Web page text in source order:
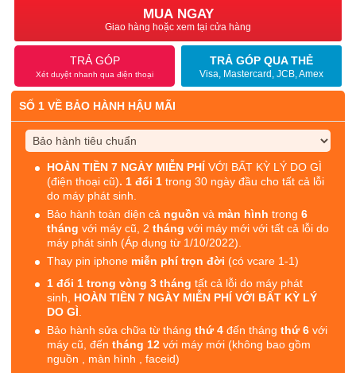
MUA NGAY
Giao hàng hoặc xem tại cửa hàng
TRẢ GÓP
Xét duyệt nhanh qua điện thoại
TRẢ GÓP QUA THẺ
Visa, Mastercard, JCB, Amex
SỐ 1 VỀ BẢO HÀNH HẬU MÃI
HOÀN TIỀN 7 NGÀY MIỄN PHÍ VỚI BẤT KỲ LÝ DO GÌ
(điện thoại cũ). 1 đổi 1 trong 30 ngày đầu cho tất cả lỗi
do máy phát sinh.
Bảo hành toàn diện cả nguồn và màn hình trong6
tháng với máy cũ, 2 tháng với máy mới với tất cả lỗi do
máy phát sinh (Áp dụng từ 1/10/2022).
Thay pin iphone miễn phí trọn đời (có vcare 1-1)
1 đổi 1 trong vòng 3 thángtất cả lỗi do máy phát
sinh, HOÀN TIỀN 7 NGÀY MIỄN PHÍ VỚI BẤT KỲ LÝ
DO GÌ
Bảo hành sửa chữa từ thángthứ 4 đến thángthứ 6 với
máy cũ, đếntháng 12 với máy mới (không bao gồm
nguồn , màn hình , faceid)